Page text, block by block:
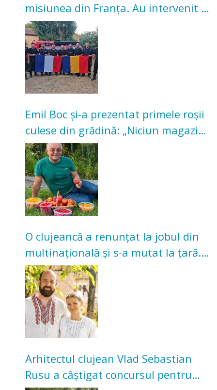
misiunea din Franța. Au intervenit la
incendii de vegetație și pădure
Emil Boc și-a prezentat primele roșii
culese din grădină: „Niciun magazin
nu poate oferi această satisfacție”
O clujeancă a renunțat la jobul din
multinațională și s-a mutat la țară.
Acum cultivă legume în grădina
bunicilor
Arhitectul clujean Vlad Sebastian
Rusu a câștigat concursul pentru